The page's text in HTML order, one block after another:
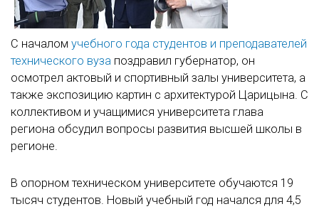
С началом учебного года студентов и преподавателей
технического вуза поздравил губернатор, он
осмотрел актовый и спортивный залы университета, а
также экспозицию картин с архитектурой Царицына. С
коллективом и учащимися университета глава
региона обсудил вопросы развития высшей школы в
регионе.
В опорном техническом университете обучаются 19
тысяч студентов. Новый учебный год начался для 4,5